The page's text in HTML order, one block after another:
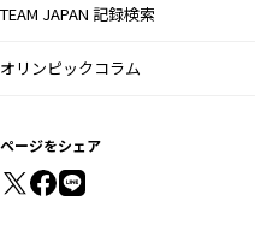
TEAM JAPAN 記録検索
オリンピックコラム
ページをシェア